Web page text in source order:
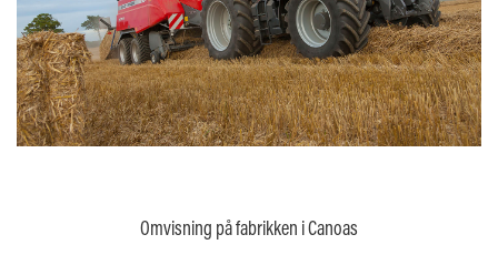
Omvisning på fabrikken i Canoas